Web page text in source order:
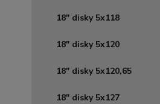
18" disky 5x118
18" disky 5x120
18" disky 5x120,65
18" disky 5x127